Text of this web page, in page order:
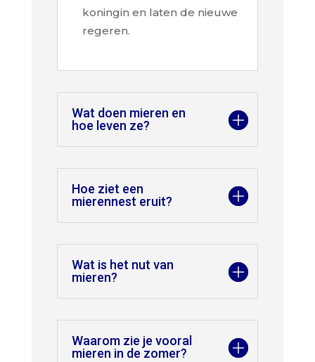
koningin en laten de nieuwe
regeren.
Wat doen mieren en
hoe leven ze?
Hoe ziet een
mierennest eruit?
Wat is het nut van
mieren?
Waarom zie je vooral
mieren in de zomer?